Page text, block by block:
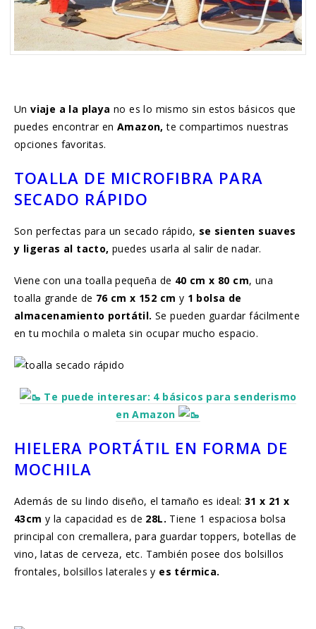
Unviaje a la playa no es lo mismo sin estos básicos que
puedes encontrar en Amazon, te compartimos nuestras
opciones favoritas.
TOALLA DE MICROFIBRA PARA
SECADO RÁPIDO
Son perfectas para un secado rápido, se sienten suaves
y ligeras al tacto, puedes usarla al salir de nadar.
Viene con una toalla pequeña de 40 cm x 80 cm, una
toalla grande de 76 cm x 152 cm y 1 bolsa de
almacenamiento portátil. Se pueden guardar fácilmente
en tu mochila o maleta sin ocupar mucho espacio.
Te puede interesar: 4 básicos para senderismo
en Amazon
HIELERA PORTÁTIL EN FORMA DE
MOCHILA
Además de su lindo diseño, el tamaño es ideal: 31 x 21 x
43cm y la capacidad es de 28L. Tiene 1 espaciosa bolsa
principal con cremallera, para guardar toppers, botellas de
vino, latas de cerveza, etc. También posee dos bolsillos
frontales, bolsillos laterales y es térmica.